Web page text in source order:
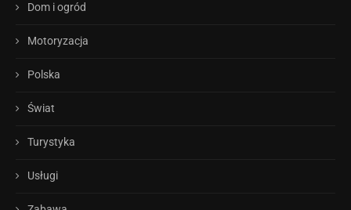
Dom i ogród
Motoryzacja
Polska
Świat
Turystyka
Usługi